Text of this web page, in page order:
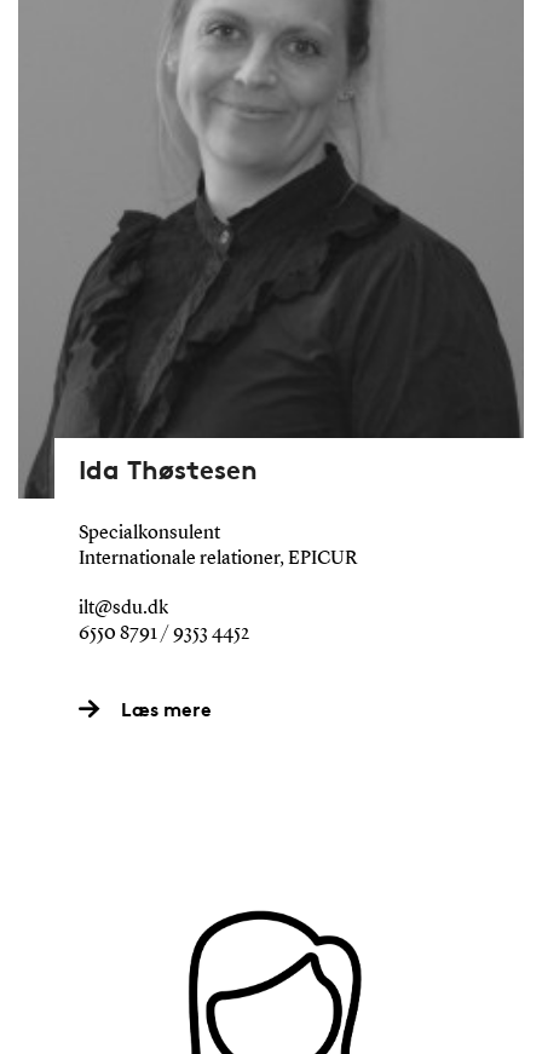
Ida Thøstesen
Specialkonsulent
Internationale relationer, EPICUR
ilt@sdu.dk
6550 8791 / 9353 4452
Læs mere